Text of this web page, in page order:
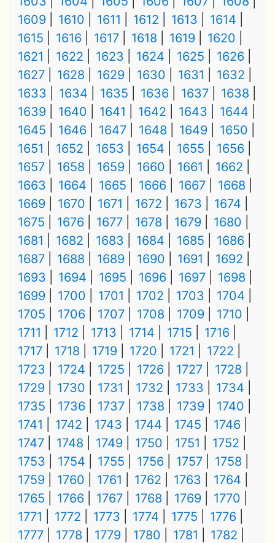
1609
1610 1611 1612 1613
1614
1615
1616 1617 1618 1619
1620
1621
1622 1623 1624 1625
1626
1627
1628 1629 1630 1631
1632
1633
1634 1635 1636 1637
1638
1639
1640 1641 1642 1643
1644
1645
1646 1647 1648 1649
1650
1651
1652 1653 1654 1655
1656
1657
1658 1659 1660 1661
1662
1663
1664 1665 1666 1667
1668
1669
1670 1671 1672 1673
1674
1675
1676 1677 1678 1679
1680
1681
1682 1683 1684 1685
1686
1687
1688 1689 1690 1691
1692
1693
1694 1695 1696 1697
1698
1699
1700 1701 1702 1703
1704
1705
1706 1707 1708 1709
1710
1711
1712 1713 1714 1715
1716
1717
1718 1719 1720 1721
1722
1723
1724 1725 1726 1727
1728
1729
1730 1731 1732 1733
1734
1735
1736 1737 1738 1739
1740
1741
1742 1743 1744 1745
1746
1747
1748 1749 1750 1751
1752
1753
1754 1755 1756 1757
1758
1759
1760 1761 1762 1763
1764
1765
1766 1767 1768 1769
1770
1771
1772 1773 1774 1775
1776
1777
1778 1779 1780 1781
1782